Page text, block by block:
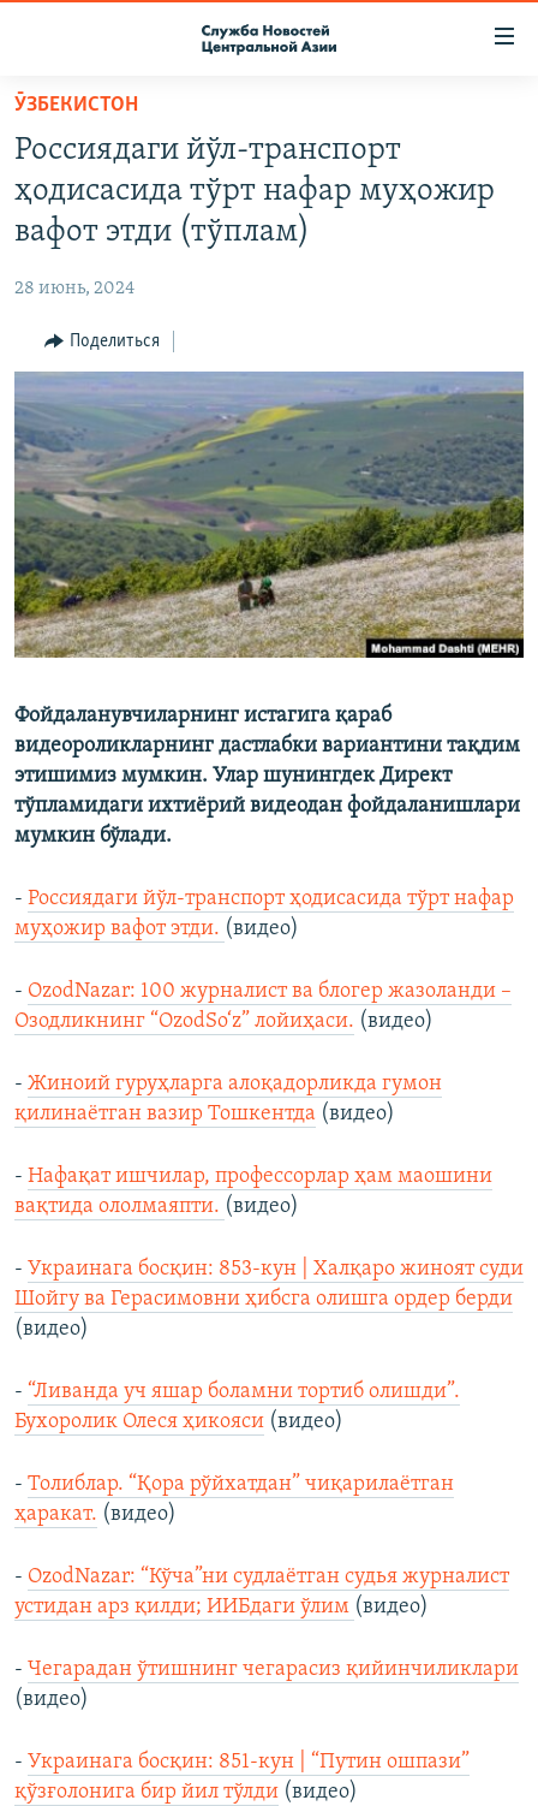
Вернуться
основному
содержанию
Вернутся
главной
Вернутся
поиску
ПОДПИСКА
КОНТАКТЫ
НАСТОЯЩЕЕ ВРЕМЯ
МИГРАНТ МЕДИА
ӮЗБЕКИСТОН
Россиядаги йўл-транспорт
ҳодисасида тўрт нафар муҳожир
вафот этди (тўплам)
28 июнь, 2024
Поделиться
Фойдаланувчиларнинг истагига қараб
видеороликларнинг дастлабки вариантини тақдим
этишимиз мумкин. Улар шунингдек Директ
тўпламидаги ихтиёрий видеодан фойдаланишлари
мумкин бўлади.
- Россиядаги йўл-транспорт ҳодисасида тўрт нафар
муҳожир вафот этди. (видео)
- OzodNazar: 100 журналист ва блогер жазоланди –
Озодликнинг “OzodSo‘z” лойиҳаси. (видео)
- Жиноий гуруҳларга алоқадорликда гумон
қилинаётган вазир Тошкентда (видео)
- Нафақат ишчилар, профессорлар ҳам маошини
вақтида ололмаяпти. (видео)
- Украинага босқин: 853-кун | Халқаро жиноят суди
Шойгу ва Герасимовни ҳибсга олишга ордер берди
(видео)
- “Ливанда уч яшар боламни тортиб олишди”.
Бухоролик Олеся ҳикояси (видео)
- Толиблар. “Қора рўйхатдан” чиқарилаётган
ҳаракат. (видео)
- OzodNazar: “Кўча”ни судлаётган судья журналист
устидан арз қилди; ИИБдаги ўлим (видео)
- Чегарадан ўтишнинг чегарасиз қийинчиликлари
(видео)
- Украинага босқин: 851-кун | “Путин ошпази”
қўзғолонига бир йил тўлди (видео)